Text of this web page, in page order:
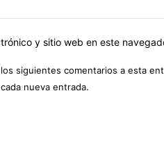
y sitio web en este
siguientes comentarios a esta
nueva entrada.